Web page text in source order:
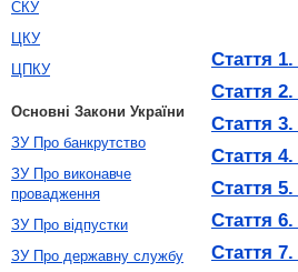
Стаття 1.
Стаття 2.
Стаття 3.
Стаття 4.
Стаття 5.
Стаття 6.
Стаття 7.
СКУ
ЦКУ
ЦПКУ
Основні Закони України
ЗУ Про банкрутство
ЗУ Про виконавче
провадження
ЗУ Про відпустки
ЗУ Про державну службу